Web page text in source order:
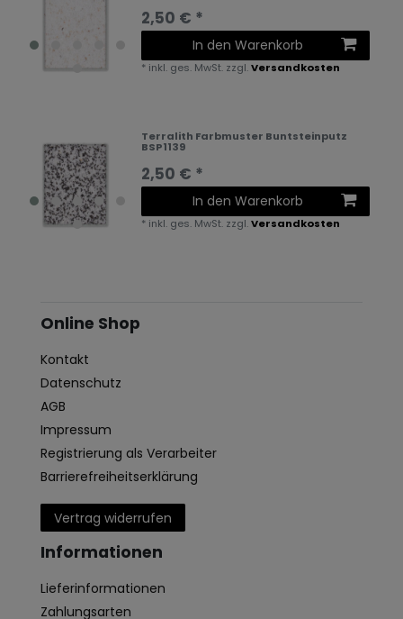
2,50 € *
In den Warenkorb
* inkl. ges. MwSt. zzgl.Versandkosten
Terralith Farbmuster Buntsteinputz
BSP1139
2,50 € *
In den Warenkorb
* inkl. ges. MwSt. zzgl.Versandkosten
Online Shop
Kontakt
Datenschutz
AGB
Impressum
Registrierung als Verarbeiter
Barrierefreiheitserklärung
Vertrag widerrufen
Informationen
Lieferinformationen
Zahlungsarten